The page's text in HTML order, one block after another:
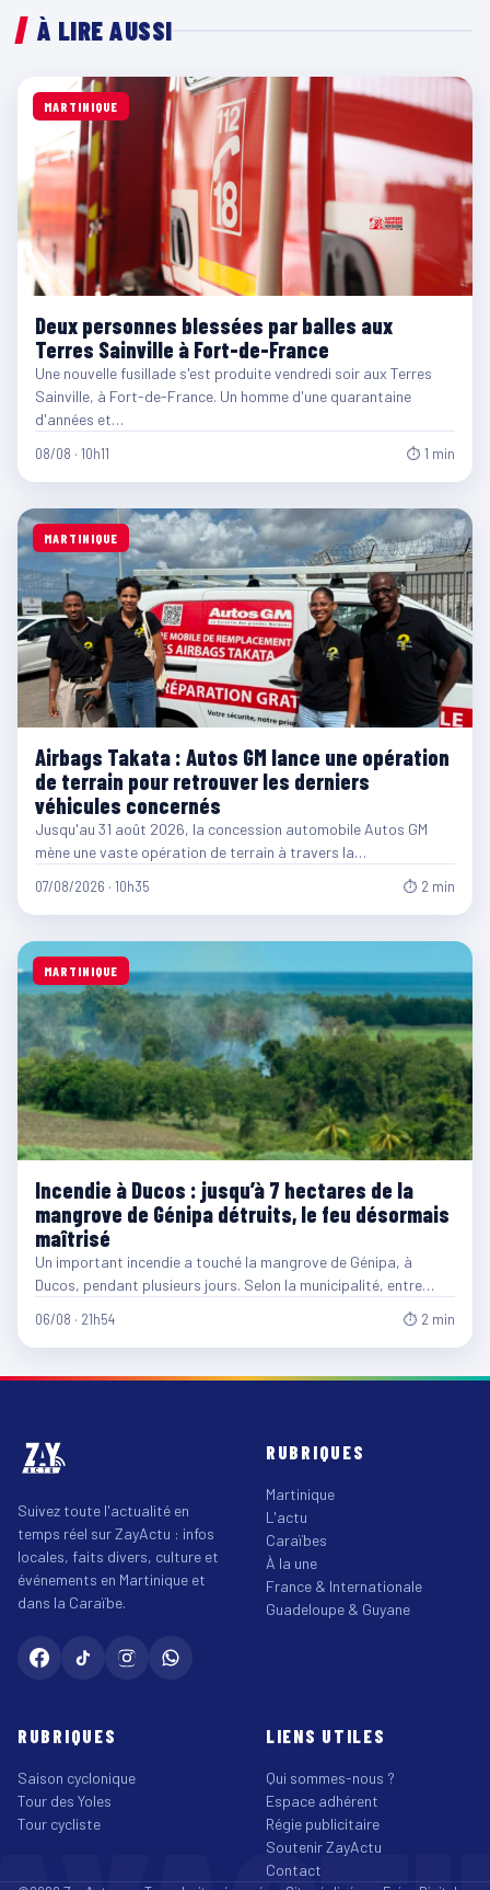
À LIRE AUSSI
MARTINIQUE
Deux personnes blessées par balles aux
Terres Sainville à Fort-de-France
Une nouvelle fusillade s'est produite vendredi soir aux Terres
Sainville, à Fort-de-France. Un homme d'une quarantaine
d'années et…
08/08 · 10h11 ⏱ 1 min
MARTINIQUE
Airbags Takata : Autos GM lance une opération
de terrain pour retrouver les derniers
véhicules concernés
Jusqu'au 31 août 2026, la concession automobile Autos GM
mène une vaste opération de terrain à travers la…
07/08/2026 · 10h35 ⏱ 2 min
MARTINIQUE
Incendie à Ducos : jusqu’à 7 hectares de la
mangrove de Génipa détruits, le feu désormais
maîtrisé
Un important incendie a touché la mangrove de Génipa, à
Ducos, pendant plusieurs jours. Selon la municipalité, entre…
06/08 · 21h54 ⏱ 2 min
Suivez toute l'actualité en
temps réel sur ZayActu : infos
locales, faits divers, culture et
événements en Martinique et
dans la Caraïbe.
RUBRIQUES
Martinique
L'actu
Caraïbes
À la une
France & Internationale
Guadeloupe & Guyane
RUBRIQUES
Saison cyclonique
Tour des Yoles
Tour cycliste
LIENS UTILES
Qui sommes-nous ?
Espace adhérent
Régie publicitaire
Soutenir ZayActu
Contact